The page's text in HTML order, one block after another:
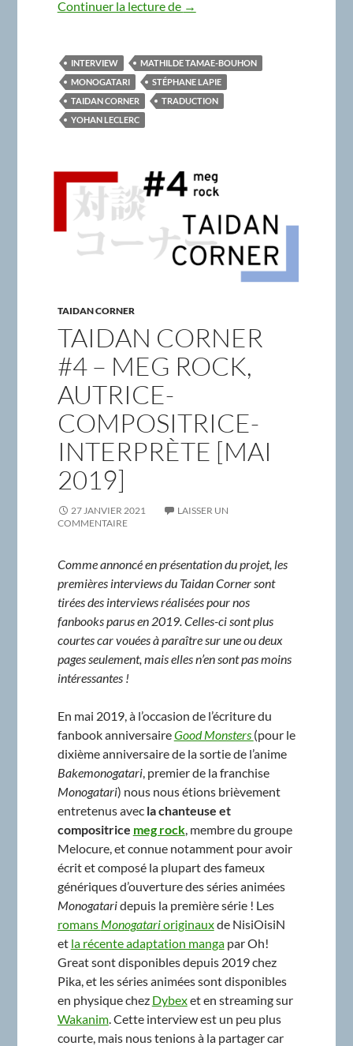
Continuer la lecture de Taidan Corner #5 – Interview
→
INTERVIEW
MATHILDE TAMAE-BOUHON
MONOGATARI
STÉPHANE LAPIE
TAIDAN CORNER
TRADUCTION
YOHAN LECLERC
TAIDAN CORNER
TAIDAN CORNER
#4 – MEG ROCK,
AUTRICE-
COMPOSITRICE-
INTERPRÈTE [MAI
2019]
27 JANVIER 2021
LAISSER UN
COMMENTAIRE
Comme annoncé en présentation du projet, les
premières interviews du Taidan Corner sont
tirées des interviews réalisées pour nos
fanbooks parus en 2019. Celles-ci sont plus
courtes car vouées à paraître sur une ou deux
pages seulement, mais elles n’en sont pas moins
intéressantes !
En mai 2019, à l’occasion de l’écriture du
fanbook anniversaireGood Monsters (pour le
dixième anniversaire de la sortie de l’anime
Bakemonogatari, premier de la franchise
Monogatari) nous nous étions brièvement
entretenus avec la chanteuse et
compositrice meg rock, membre du groupe
Melocure, et connue notamment pour avoir
écrit et composé la plupart des fameux
génériques d’ouverture des séries animées
Monogataridepuis la première série ! Les
romans Monogatarioriginauxde NisiOisiN
et la récente adaptation mangapar Oh!
Great sont disponibles depuis 2019 chez
Pika, et les séries animées sont disponibles
en physique chez Dybexet en streaming sur
Wakanim. Cette interview est un peu plus
courte, mais nous tenions à la partager car